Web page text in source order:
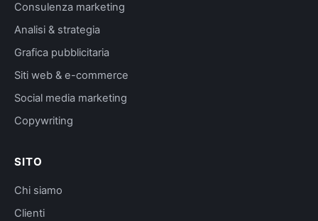
Consulenza marketing
Analisi & strategia
Grafica pubblicitaria
Siti web & e-commerce
Social media marketing
Copywriting
SITO
Chi siamo
Clienti